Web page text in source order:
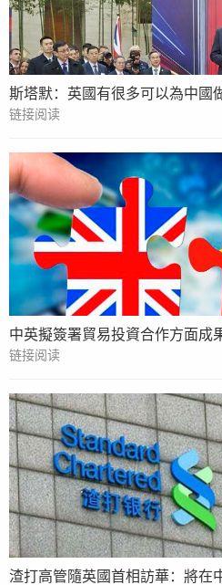
斯塔默：英國有很多可以為中國
链接阅读
中英擬簽署貿易投資合作方面成
链接阅读
渣打高管隨英國首相訪華：將在